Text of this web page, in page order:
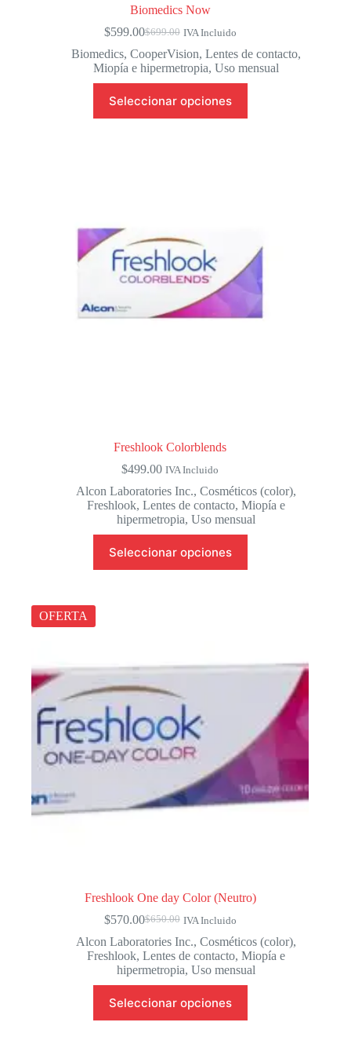
Biomedics Now
$699.00
El
precio
original
era:
$699.00.
$599.00El
precio
actual
es:
$599.00.
IVA Incluido
Biomedics, CooperVision, Lentes de contacto,
Miopía e hipermetropia, Uso mensual
Seleccionar opciones
producto
tiene
la
página
de
producto
Freshlook Colorblends
$499.00 IVA Incluido
Alcon Laboratories Inc., Cosméticos (color),
Freshlook, Lentes de contacto, Miopía e
hipermetropia, Uso mensual
Seleccionar opciones
producto
tiene
elegir
la
página
de
producto
OFERTA
Freshlook One day Color (Neutro)
$650.00
El
precio
original
era:
$570.00El
precio
actual
es:
IVA Incluido
Alcon Laboratories Inc., Cosméticos (color),
Freshlook, Lentes de contacto, Miopía e
hipermetropia, Uso mensual
Seleccionar opciones
producto
tiene